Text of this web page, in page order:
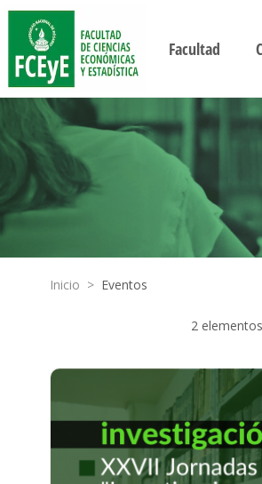
Facultad
Inicio > Eventos
2